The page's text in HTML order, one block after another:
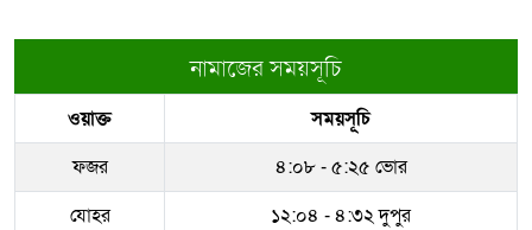
নামাজের সময়সূচি
ওয়াক্ত
সময়সূচি
ফজর
৪:০৮ - ৫:২৫ ভোর
যোহর
১২:০৪ - ৪:৩২ দুপুর